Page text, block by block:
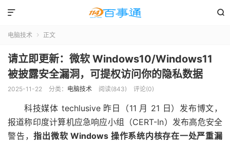


电脑技术  正文
请立即更新：微软 Windows10/Windows11
被披露安全漏洞，可提权访问你的隐私数据
2025-11-22 分类： 电脑技术 阅读(843) 评论(0)
科技媒体 techlusive 昨日（11 月 21 日）发布博文，
报道称印度计算机应急响应小组（CERT-In）发布高危安全
警告，指出微软 Windows 操作系统内核存在一处严重漏